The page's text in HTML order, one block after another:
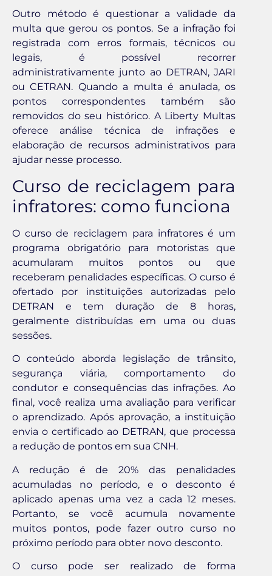
Outro método é questionar a validade da
multa que gerou os pontos. Se a infração foi
registrada com erros formais, técnicos ou
legais, é possível recorrer
administrativamente junto ao DETRAN, JARI
ou CETRAN. Quando a multa é anulada, os
pontos correspondentes também são
removidos do seu histórico. A Liberty Multas
oferece análise técnica de infrações e
elaboração de recursos administrativos para
ajudar nesse processo.
Curso de reciclagem para
infratores: como funciona
O curso de reciclagem para infratores é um
programa obrigatório para motoristas que
acumularam muitos pontos ou que
receberam penalidades específicas. O curso é
ofertado por instituições autorizadas pelo
DETRAN e tem duração de 8 horas,
geralmente distribuídas em uma ou duas
sessões.
O conteúdo aborda legislação de trânsito,
segurança viária, comportamento do
condutor e consequências das infrações. Ao
final, você realiza uma avaliação para verificar
o aprendizado. Após aprovação, a instituição
envia o certificado ao DETRAN, que processa
a redução de pontos em sua CNH.
A redução é de 20% das penalidades
acumuladas no período, e o desconto é
aplicado apenas uma vez a cada 12 meses.
Portanto, se você acumula novamente
muitos pontos, pode fazer outro curso no
próximo período para obter novo desconto.
O curso pode ser realizado de forma